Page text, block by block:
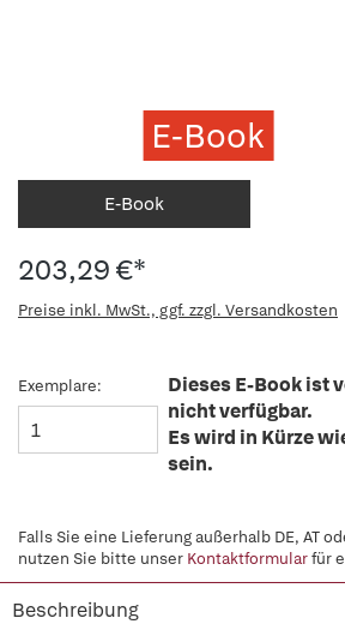
E-Book
E-Book
203,29 €*
Preise inkl. MwSt., ggf. zzgl. Versandkosten
Exemplare:
Dieses E-Book ist
nicht verfügbar.
Es wird in Kürze
sein.
Falls Sie eine Lieferung außerhalb DE, AT
nutzen Sie bitte unser Kontaktformularfür
Beschreibung